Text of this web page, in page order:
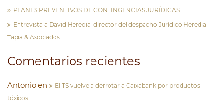
PLANES PREVENTIVOS DE CONTINGENCIAS JURÍDICAS
Entrevista a David Heredia, director del despacho Jurídico Heredia
Tapia & Asociados
Comentarios recientes
Antonio en
El TS vuelve a derrotar a Caixabank por productos
tóxicos.